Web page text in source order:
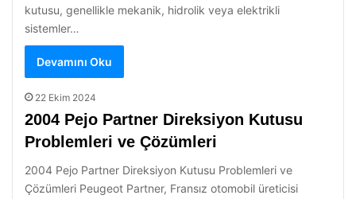
kutusu, genellikle mekanik, hidrolik veya elektrikli
sistemler…
Devamını Oku
22 Ekim 2024
2004 Pejo Partner Direksiyon Kutusu
Problemleri ve Çözümleri
2004 Pejo Partner Direksiyon Kutusu Problemleri ve
Çözümleri Peugeot Partner, Fransız otomobil üreticisi